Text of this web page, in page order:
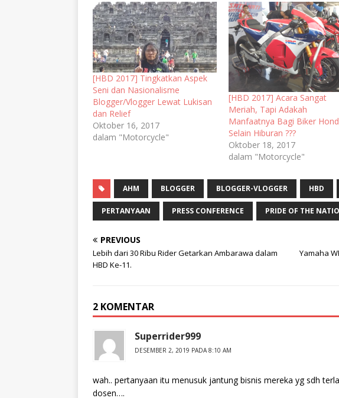
[HBD 2017] Tingkatkan Aspek
Seni dan Nasionalisme
Blogger/Vlogger Lewat Lukisan
dan Relief
Oktober 16, 2017
dalam "Motorcycle"
[HBD 2017] Acara Sangat
Meriah, Tapi Adakah
Manfaatnya Bagi Biker
Selain Hiburan ???
Oktober 18, 2017
dalam "Motorcycle"
AHM BLOGGER BLOGGER-VLOGGER HBD
PERTANYAAN PRESS CONFERENCE PRIDE OF THE
PREVIOUS
Lebih dari 30 Ribu Rider Getarkan Ambarawa dalam
HBD Ke-11.
Yamaha
2 KOMENTAR
Superrider999
DESEMBER 2, 2019 PADA 8:10 AM
wah.. pertanyaan itu menusuk jantung bisnis mereka yg sdh
dosen….